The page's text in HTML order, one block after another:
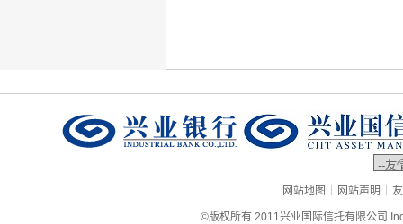
网站地图 | 网站声明 |
©版权所有 2011兴业国际信托有限公司